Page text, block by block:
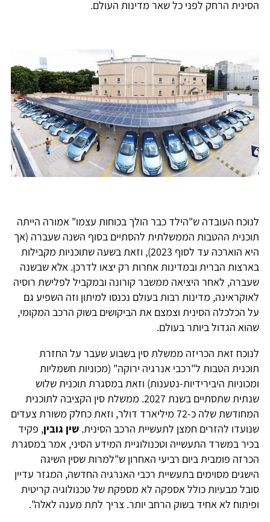
הסינית הרחק לפני כל שאר מדינות העולם.
לנוכח העובדה ש"הילד כבר הולך בכוחות עצמו" אמורה הייתה
תוכנית ההטבות הממשלתית להסתיים בסוף השנה שעברה (אך
היא הוארכה עד לסוף 2023), וזאת בשעה שתוכניות מקבילות
בארצות הברית ובמדינות אחרות רק יצאו לדרכן. אלא שבשנה
שעברה, לאחר היציאה ממשבר קורונה ובמקביל לפלישת רוסיה
לאוקראינה, מדינות רבות בעולם נכנסו למיתון וזה השפיע גם
על הכלכלה הסינית וצמצם את הביקושים בשוק הרכב המקומי,
שהוא הגדול ביותר בעולם.
לנוכח זאת הכריזה ממשלת סין בשבוע שעבר על החזרת
תוכנית הטבות ל"רכבי אנרגיה ירוקה" (מכוניות חשמליות
ומכוניות היבירידיות-נטענות) וזאת במסגרת תוכנית שלוש
שנתית שתסתיים בשנת 2027. ממשלת סין הקציבה לתוכנית
המחודשת שלה כ-72 מיליארד דולר, וזאת כחלק משורת צעדים
שנועדו להזרים חמצן לתעשיית הרכב הסינית. שין גובין, פקיד
בכיר במשרד התעשייה וטכנולוגיית המידע הסיני, אמר במסגרת
הכרזה פומבית ביום רביעי האחרון ש"למרות שסין השיגה
הישגים מסוימים בתעשיית רכבי האנרגיה החדשה, המגזר עדיין
סובל מבעיות כולל אספקה לא מספקת של טכנולוגיה קריטית
ופיתוח לא אחיד בשוק הרחב יותר. צריך לתת מענה לאלה".